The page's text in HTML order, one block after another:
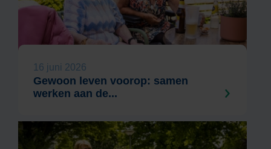
16 juni 2026
Gewoon leven voorop: samen
werken aan de...